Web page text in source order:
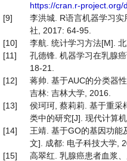
https://cran.r-project.org/
[9]
李洪城. R语言机器学习
社, 2017: 64-95.
[10]
李航. 统计学习方法[M].
[11]
孔德锋. 机器学习在乳腺
18-21.
[12]
蒋帅. 基于AUC的分类器
吉林: 吉林大学, 2016.
[13]
侯珂珂, 蔡莉莉. 基于重采
类中的研究[J]. 现代计算
[14]
王靖. 基于GO的基因功能
文]. 成都: 电子科技大学,
[15]
高翠红. 乳腺癌患者血浆